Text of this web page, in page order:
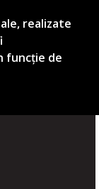
realizate
funcție de